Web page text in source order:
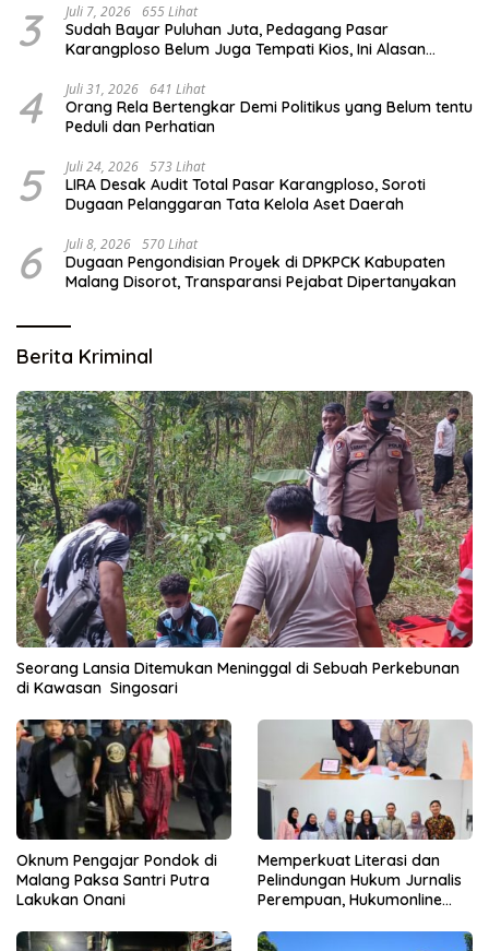
3 Juli 7, 2026 655 Lihat
Sudah Bayar Puluhan Juta, Pedagang Pasar
Karangploso Belum Juga Tempati Kios, Ini Alasan
4 Juli 31, 2026 641 Lihat
Orang Rela Bertengkar Demi Politikus yang Belum tentu
Peduli dan Perhatian
5 Juli 24, 2026 573 Lihat
LIRA Desak Audit Total Pasar Karangploso, Soroti
Dugaan Pelanggaran Tata Kelola Aset Daerah
6 Juli 8, 2026 570 Lihat
Dugaan Pengondisian Proyek di DPKPCK Kabupaten
Malang Disorot, Transparansi Pejabat Dipertanyakan
Berita Kriminal
Seorang Lansia Ditemukan Meninggal di Sebuah Perkebunan
di Kawasan Singosari
Oknum Pengajar Pondok di
Malang Paksa Santri Putra
Lakukan Onani
Memperkuat Literasi dan
Pelindungan Hukum Jurnalis
Perempuan, Hukumonline
Gratis